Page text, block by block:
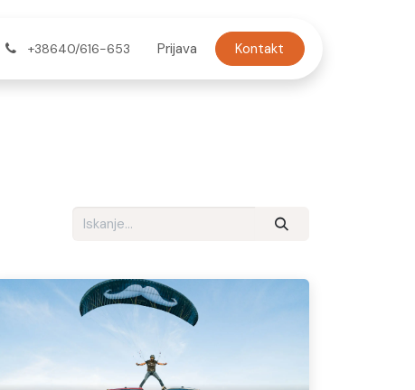
Koledar+38640/616-653 Prijava Kontakt